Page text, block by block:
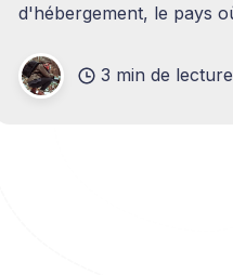
d'hébergement, le pays
explorer les différentes
courantes dans
3 min de lecture